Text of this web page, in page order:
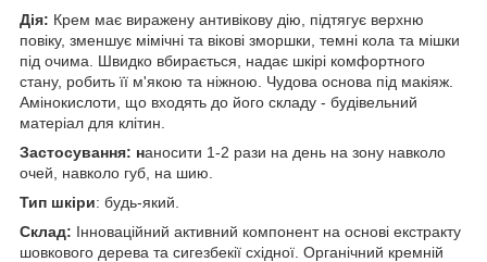
Дія: Крем має виражену антивікову дію, підтягує верхню
повіку, зменшує мімічні та вікові зморшки, темні кола та мішки
під очима. Швидко вбирається, надає шкірі комфортного
стану, робить її м'якою та ніжною. Чудова основа під макіяж.
Амінокислоти, що входять до його складу - будівельний
матеріал для клітин.
Застосування: наносити 1-2 рази на день на зону навколо
очей, навколо губ, на шию.
Тип шкіри: будь-який.
Склад: Інноваційний активний компонент на основі екстракту
шовкового дерева та сигезбекії східної. Органічний кремній